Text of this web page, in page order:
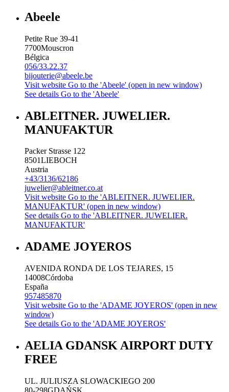
Abeele
Petite Rue 39-41
7700Mouscron
Bélgica
056/33.22.37
bijouterie@abeele.be
Visit website Go to the 'Abeele' (open in new window)
See details Go to the 'Abeele'
ABLEITNER. JUWELIER.
MANUFAKTUR
Packer Strasse 122
8501LIEBOCH
Austria
+43/3136/62186
juwelier@ableitner.co.at
Visit website Go to the 'ABLEITNER. JUWELIER.
MANUFAKTUR' (open in new window)
See details Go to the 'ABLEITNER. JUWELIER.
MANUFAKTUR'
ADAME JOYEROS
AVENIDA RONDA DE LOS TEJARES, 15
14008Córdoba
España
957485870
Visit website Go to the 'ADAME JOYEROS' (open in new
window)
See details Go to the 'ADAME JOYEROS'
AELIA GDANSK AIRPORT DUTY
FREE
UL. JULIUSZA SLOWACKIEGO 200
80-298GDAŃSK